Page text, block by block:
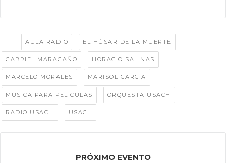
AULA RADIO EL HÚSAR DE LA MUERTE
GABRIEL MARAGAÑO HORACIO SALINAS
MARCELO MORALES MARISOL GARCÍA
MÚSICA PARA PELÍCULAS ORQUESTA USACH
RADIO USACH USACH
PRÓXIMO EVENTO